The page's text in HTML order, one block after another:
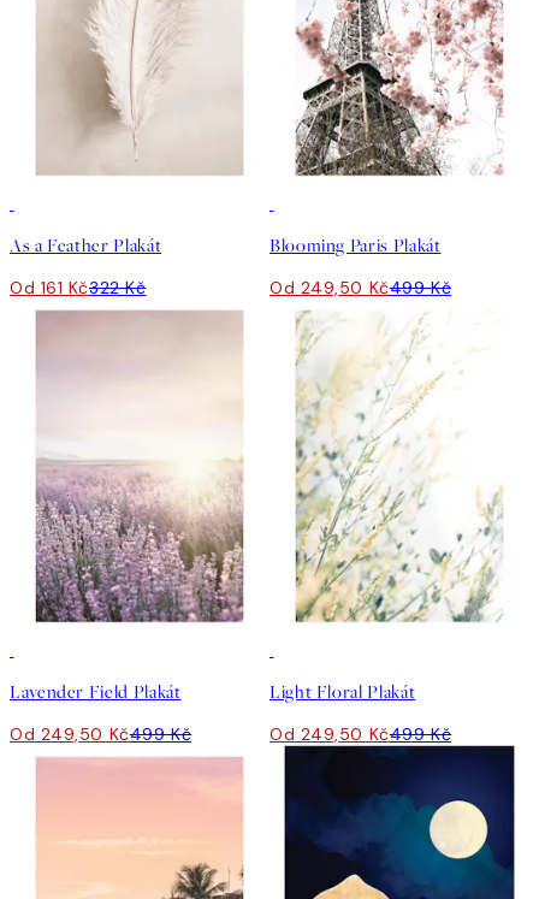
As a Feather Plakát
Od 161 Kč322 Kč
Blooming Paris Plakát
Od 249,50 Kč499 Kč
Lavender Field Plakát
Od 249,50 Kč499 Kč
Light Floral Plakát
Od 249,50 Kč499 Kč